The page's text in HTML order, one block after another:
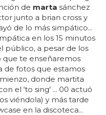
de marta sánchez
junto a brian cross y
de lo más simpático...
en los 15 minutos
público, a pesar de los
que te enseñaremos
de fotos que estamos
donde martita
el 'to sing' ... 00 actuó
viéndola) y más tarde
en la discoteca...